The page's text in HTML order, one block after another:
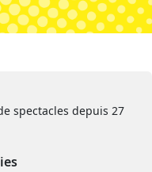
spectacles depuis 27